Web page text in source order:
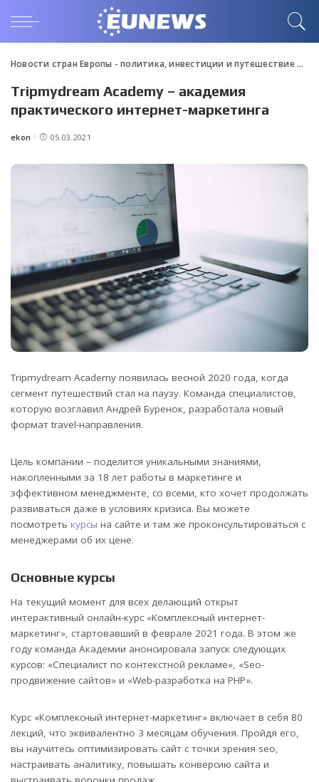
Новости стран Европы - политика, инвестиции и путешествие>
Tripmydream Academy – академия
практического интернет-маркетинга
Posted
ekon 05.03.2021
Tripmydream Academy появилась весной 2020 года, когда
сегмент путешествий стал на паузу. Команда специалистов,
которую возглавил Андрей Буренок, разработала новый
формат travel-направления.
Цель компании – поделится уникальными знаниями,
накопленными за 18 лет работы в маркетинге и
эффективном менеджменте, со всеми, кто хочет продолжать
развиваться даже в условиях кризиса. Вы можете
посмотреть курсы на сайте и там же проконсультироваться с
менеджерами об их цене.
Основные курсы
На текущий момент для всех делающий открыт
интерактивный онлайн-курс «Комплексный интернет-
маркетинг», стартовавший в феврале 2021 года. В этом же
году команда Академии анонсировала запуск следующих
курсов: «Специалист по контекстной рекламе», «Seo-
продвижение сайтов» и «Web-разработка на PHP».
Курс «Комплексный интернет-маркетинг» включает в себя 80
лекций, что эквивалентно 3 месяцам обучения. Пройдя его,
вы научитесь оптимизировать сайт с точки зрения seo,
настраивать аналитику, повышать конверсию сайта и